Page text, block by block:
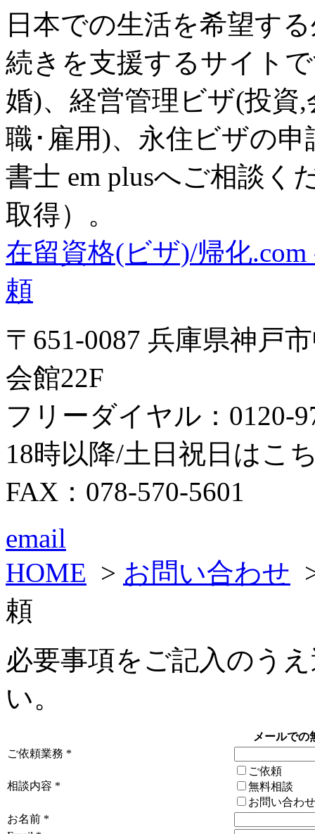
日本での生活を希望す
続きを支援するサイト
婚)、経営管理ビザ(投資
職･雇用)、永住ビザの
書士 em plusへご相談く
取得）。
在留資格(ビザ)/帰化
頼
〒651-0087 兵庫県神戸
会館22F
フリーダイヤル：0120-
18時以降/土日祝日はこ
FAX：078-570-5601
email
HOME > お問い合わせ
頼
必要事項をご記入のう
い。
メールでの
ご依頼業務 *
相談内容 *
ご依頼
無料相談
お問い合わせ
お名前 *